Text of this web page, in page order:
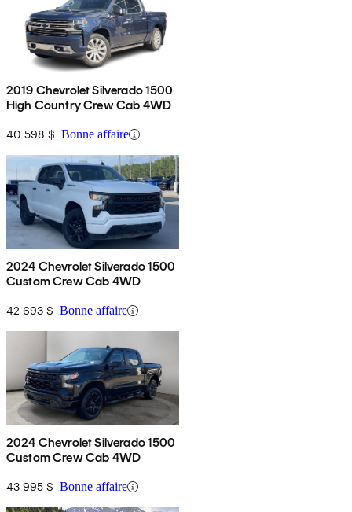
2019 Chevrolet Silverado 1500
High Country Crew Cab 4WD
40 598 $ Bonne affaire
2024 Chevrolet Silverado 1500
Custom Crew Cab 4WD
42 693 $ Bonne affaire
2024 Chevrolet Silverado 1500
Custom Crew Cab 4WD
43 995 $ Bonne affaire